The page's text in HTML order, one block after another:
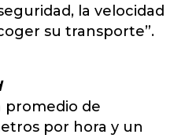
la velocidad
su transporte”.
promedio de
por hora y un